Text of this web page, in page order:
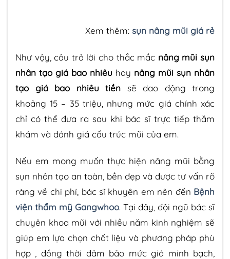
Xem thêm: sụn nâng mũi giá rẻ
Như vậy, câu trả lời cho thắc mắc nâng mũi sụn
nhân tạo giá bao nhiêu hay nâng mũi sụn nhân
tạo giá bao nhiêu tiền sẽ dao động trong
khoảng 15 – 35 triệu, nhưng mức giá chính xác
chỉ có thể đưa ra sau khi bác sĩ trực tiếp thăm
khám và đánh giá cấu trúc mũi của em.
Nếu em mong muốn thực hiện nâng mũi bằng
sụn nhân tạo an toàn, bền đẹp và được tư vấn rõ
ràng về chi phí, bác sĩ khuyên em nên đến Bệnh
viện thẩm mỹ Gangwhoo. Tại đây, đội ngũ bác sĩ
chuyên khoa mũi với nhiều năm kinh nghiệm sẽ
giúp em lựa chọn chất liệu và phương pháp phù
hợp , đồng thời đảm bảo mức giá minh bạch,